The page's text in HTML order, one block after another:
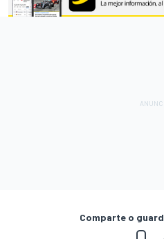
Comparte o